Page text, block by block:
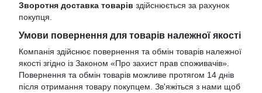
Зворотня доставка товарів здійснюється за рахунок
покупця.
Умови повернення для товарів належної якості
Компанія здійснює повернення та обмін товарів належної
якості згідно із Законом «Про захист прав споживачів».
Повернення та обмін товарів можливе протягом 14 днів
після отримання товару покупцем. Зв'яжіться з нами щоб